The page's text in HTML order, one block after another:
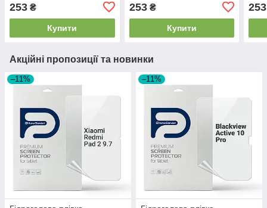
253 ₴
Купити
253₴
Купити
253
Акційні пропозиції та новинки
–11% –11%